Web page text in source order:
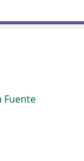
Fuente